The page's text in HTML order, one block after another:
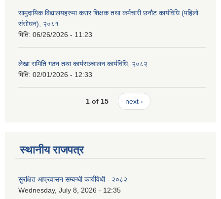
सामुदायिक विद्यालयहरुमा करार शिक्षक तथा कर्मचारी छनौट कार्यविधि (पहिलो
संसोधन), २०८१
मिति: 06/26/2026 - 11:23
लेखा समिति गठन तथा कार्यसञ्चालन कार्यविधि, २०८२
मिति: 02/01/2026 - 12:33
1 of 15 next ›
स्थानीय राजपत्र
सुरक्षित आप्रवासन सम्बन्धी कार्यविधी - २०८२
Wednesday, July 8, 2026 - 12:35